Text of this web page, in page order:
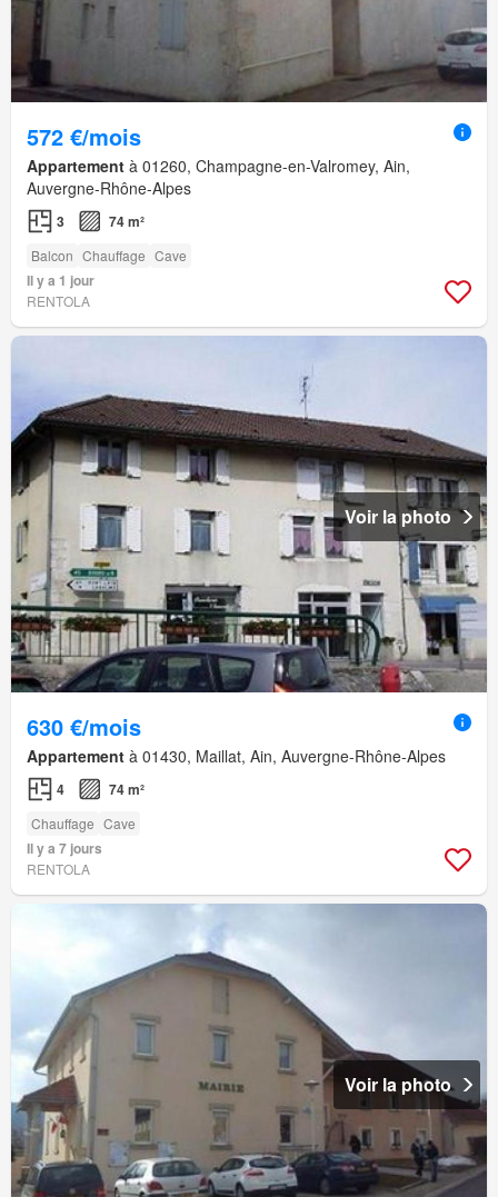
572 €/mois
Appartement à 01260, Champagne-en-Valromey, Ain,
Auvergne-Rhône-Alpes
3 74 m²
Balcon Chauffage Cave
Il y a 1 jour
RENTOLA
Voir la photo
630 €/mois
Appartement à 01430, Maillat, Ain, Auvergne-Rhône-Alpes
4 74 m²
Chauffage Cave
Il y a 7 jours
RENTOLA
Voir la photo